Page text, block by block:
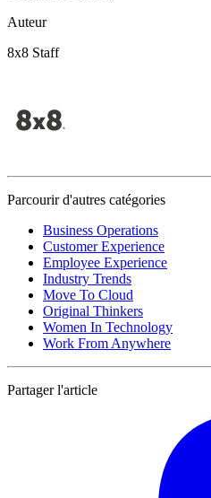
Auteur
8x8 Staff
Parcourir d'autres catégories
Business Operations
Customer Experience
Employee Experience
Industry Trends
Move To Cloud
Original Thinkers
Women In Technology
Work From Anywhere
Partager l'article